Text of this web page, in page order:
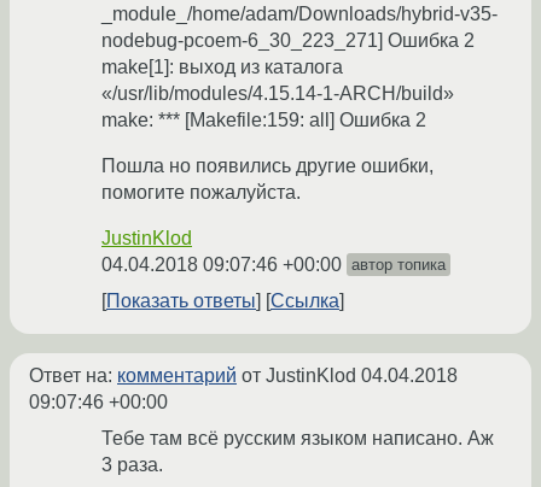
_module_/home/adam/Downloads/hybrid-v35-
nodebug-pcoem-6_30_223_271] Ошибка 2
make[1]: выход из каталога
«/usr/lib/modules/4.15.14-1-ARCH/build»
make: *** [Makefile:159: all] Ошибка 2
Пошла но появились другие ошибки,
помогите пожалуйста.
JustinKlod
04.04.2018 09:07:46 +00:00 автор топика
Показать ответы Ссылка
Ответ на: комментарий от JustinKlod 04.04.2018
09:07:46 +00:00
Тебе там всё русским языком написано. Аж
3 раза.